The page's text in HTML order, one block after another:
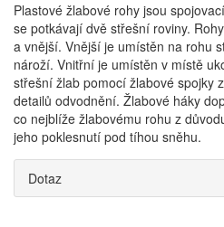
Plastové žlabové rohy jsou
se potkávají dvě střešní roviny.
a vnější. Vnější je umístěn na rohu
nároží. Vnitřní je umístěn v místě
střešní žlab pomocí žlabové spojky
detailů odvodnění. Žlabové háky
co nejblíže žlabovému rohu z
jeho poklesnutí pod tíhou sněhu.
Dotaz